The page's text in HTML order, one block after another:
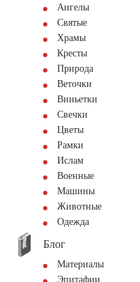
Ангелы
Святые
Храмы
Кресты
Природа
Веточки
Виньетки
Свечки
Цветы
Рамки
Ислам
Военные
Машины
Животные
Одежда
Блог
Материалы
Эпитафии